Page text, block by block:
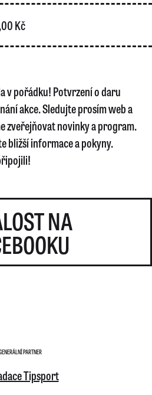
Kč
v pořádku! Potvrzení o daru
akce. Sledujte prosím web a
zveřejňovat novinky a program.
bližší informace a pokyny.
NA
PARTNER